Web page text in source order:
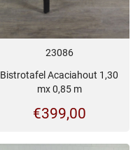
23086
Bistrotafel Acaciahout 1,30
mx 0,85 m
€399,00